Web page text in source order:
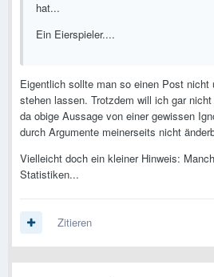
hat...
Ein Eierspieler....
Eigentlich sollte man so einen Post nicht
stehen lassen. Trotzdem will ich gar
da obige Aussage von einer gewissen
durch Argumente meinerseits nicht
Vielleicht doch ein kleiner Hinweis:
Statistiken...
Zitieren